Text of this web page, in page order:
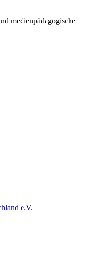
medienpädagogische
e.V.